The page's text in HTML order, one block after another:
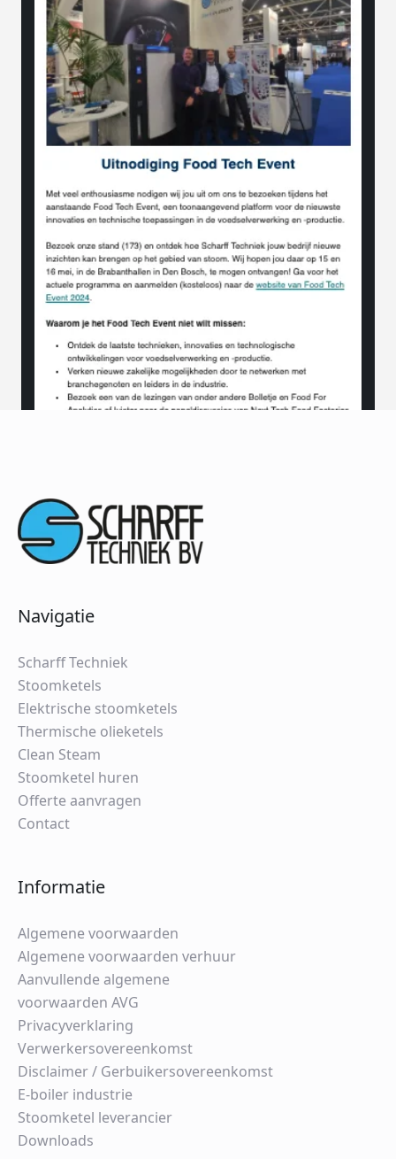
Navigatie
Scharff Techniek
Stoomketels
Elektrische stoomketels
Thermische olieketels
Clean Steam
Stoomketel huren
Offerte aanvragen
Contact
Informatie
Algemene voorwaarden
Algemene voorwaarden verhuur
Aanvullende algemene
voorwaarden AVG
Privacyverklaring
Verwerkersovereenkomst
Disclaimer / Gerbuikersovereenkomst
E-boiler industrie
Stoomketel leverancier
Downloads